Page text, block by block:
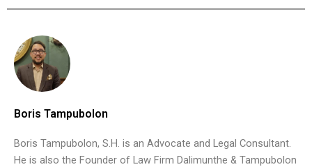
Boris Tampubolon
Boris Tampubolon, S.H. is an Advocate and Legal Consultant.
He is also the Founder of Law Firm Dalimunthe & Tampubolon